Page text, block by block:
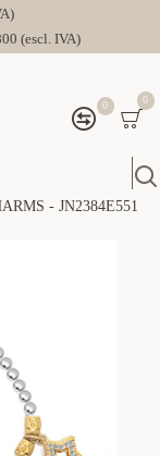
(escl. IVA)
0 0
- JN2384E551